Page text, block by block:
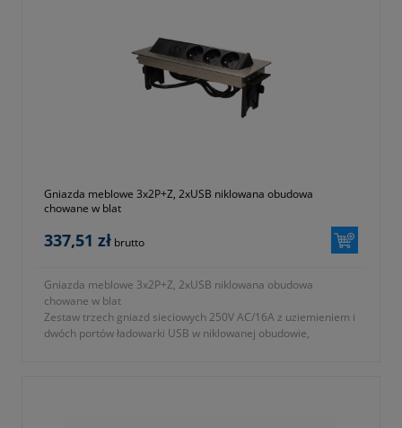
Gniazda meblowe 3x2P+Z, 2xUSB niklowana obudowa
chowane w blat
337,51 zł brutto
Gniazda meblowe 3x2P+Z, 2xUSB niklowana obudowa
chowane w blat
Zestaw trzech gniazd sieciowych 250V AC/16A z uziemieniem i
dwóch portów ładowarki USB w niklowanej obudowie,